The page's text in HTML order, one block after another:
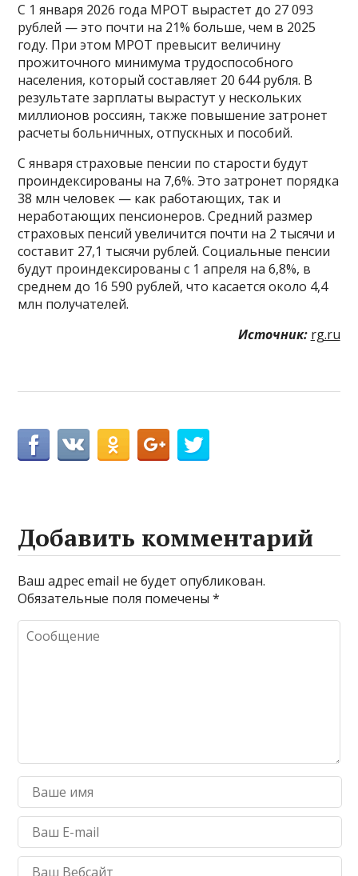
С 1 января 2026 года МРОТ вырастет до 27 093
рублей — это почти на 21% больше, чем в 2025
году. При этом МРОТ превысит величину
прожиточного минимума трудоспособного
населения, который составляет 20 644 рубля. В
результате зарплаты вырастут у нескольких
миллионов россиян, также повышение затронет
расчеты больничных, отпускных и пособий.
С января страховые пенсии по старости будут
проиндексированы на 7,6%. Это затронет порядка
38 млн человек — как работающих, так и
неработающих пенсионеров. Средний размер
страховых пенсий увеличится почти на 2 тысячи и
составит 27,1 тысячи рублей. Социальные пенсии
будут проиндексированы с 1 апреля на 6,8%, в
среднем до 16 590 рублей, что касается около 4,4
млн получателей.
Источник: rg.ru
Добавить комментарий
Ваш адрес email не будет опубликован.
Обязательные поля помечены*